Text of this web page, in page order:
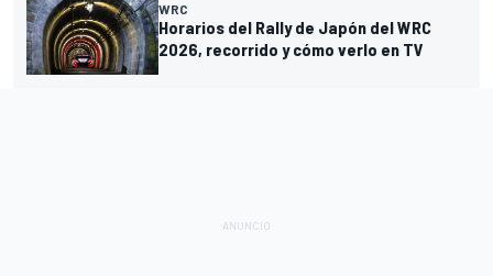
WRC
Horarios del Rally de Japón del WRC
2026, recorrido y cómo verlo en TV